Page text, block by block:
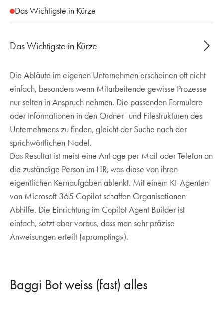
Das Wichtigste in Kürze
Das Wichtigste in Kürze
KI-Agenten von Microsoft 365 Copilot
beantworten interne Fragen und entlasten HR und
IT, Einrichtung im Copilot Agent Builder mit
präzisen Prompts
Beispiel Baggi Bot: durchsucht den
Datenbestand, liefert Schritt-für-Schritt-
Anleitungen und ist überall in M365 ansprechbar
Die Abläufe im eigenen Unternehmen erscheinen oft nicht
einfach, besonders wenn Mitarbeitende gewisse Prozesse
nur selten in Anspruch nehmen. Die passenden Formulare
oder Informationen in den Ordner- und Filestrukturen des
Unternehmens zu finden, gleicht der Suche nach der
sprichwörtlichen Nadel.
Das Resultat ist meist eine Anfrage per Mail oder Telefon an
die zuständige Person im HR, was diese von ihren
eigentlichen Kernaufgaben ablenkt. Mit einem KI-Agenten
von Microsoft 365 Copilot schaffen Organisationen
Abhilfe. Die Einrichtung im Copilot Agent Builder ist
einfach, setzt aber voraus, dass man sehr präzise
Anweisungen erteilt («prompting»).
Baggi Bot weiss (fast) alles